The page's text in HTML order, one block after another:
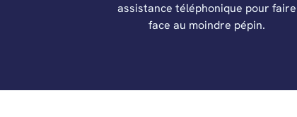
assistance téléphonique pour faire
face au moindre pépin.